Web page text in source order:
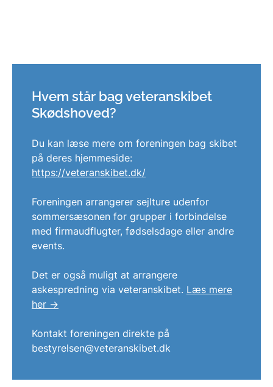
Hvem står bag veteranskibet
Skødshoved?
Du kan læse mere om foreningen bag skibet
på deres hjemmeside:
https://veteranskibet.dk/
Foreningen arrangerer sejlture udenfor
sommersæsonen for grupper i forbindelse
med firmaudflugter, fødselsdage eller andre
events.
Det er også muligt at arrangere
askespredning via veteranskibet. Læs mere
her ->
Kontakt foreningen direkte på
bestyrelsen@veteranskibet.dk